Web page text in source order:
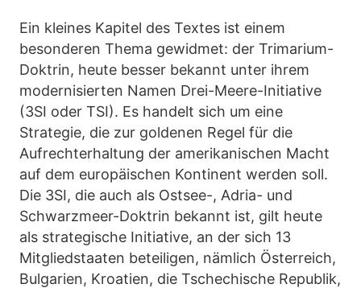
Ein kleines Kapitel des Textes ist einem
besonderen Thema gewidmet: der Trimarium-
Doktrin, heute besser bekannt unter ihrem
modernisierten Namen Drei-Meere-Initiative
(3SI oder TSI). Es handelt sich um eine
Strategie, die zur goldenen Regel für die
Aufrechterhaltung der amerikanischen Macht
auf dem europäischen Kontinent werden soll.
Die 3SI, die auch als Ostsee-, Adria- und
Schwarzmeer-Doktrin bekannt ist, gilt heute
als strategische Initiative, an der sich 13
Mitgliedstaaten beteiligen, nämlich Österreich,
Bulgarien, Kroatien, die Tschechische Republik,